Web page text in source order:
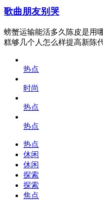
歌曲朋友别哭
螃蟹运输能活多久陈皮是用
糕够几个人怎么样提高新陈
热点
时尚
热点
热点
热点
休闲
休闲
探索
探索
焦点